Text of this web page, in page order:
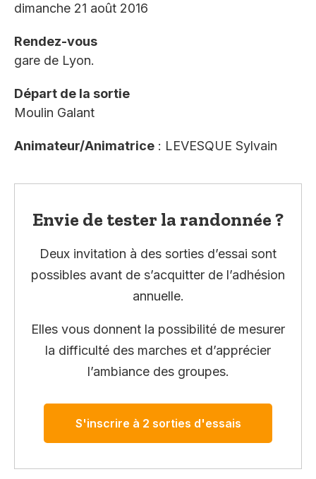
dimanche 21 août 2016
Rendez-vous
gare de Lyon.
Départ de la sortie
Moulin Galant
Animateur/Animatrice : LEVESQUE Sylvain
Envie de tester la randonnée ?
Deux invitation à des sorties d’essai sont
possibles avant de s’acquitter de l’adhésion
annuelle.
Elles vous donnent la possibilité de mesurer
la difficulté des marches et d’apprécier
l’ambiance des groupes.
S'inscrire à 2 sorties d'essais